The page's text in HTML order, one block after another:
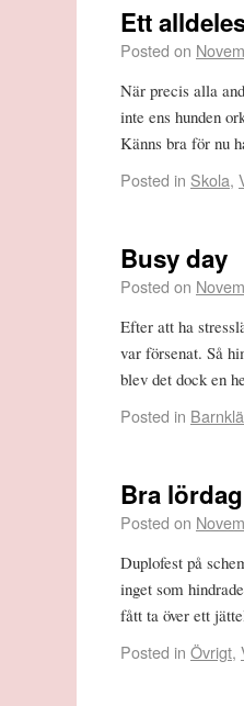
Ett
Posted on
När precis alla
inte ens hunden
Känns bra för nu
Posted in Skola,
Busy day
Posted on
Efter att ha
var försenat. Så
blev det dock en
Posted in
Bra lördag
Posted on
Duplofest på
inget som
fått ta över ett
Posted in Övrigt,